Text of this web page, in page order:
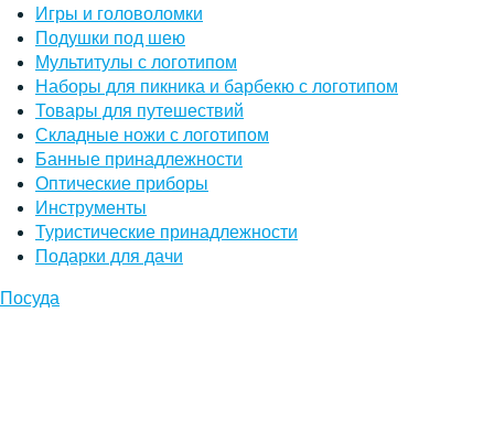
Игры и головоломки
Подушки под шею
Мультитулы с логотипом
Наборы для пикника и барбекю с логотипом
Товары для путешествий
Складные ножи с логотипом
Банные принадлежности
Оптические приборы
Инструменты
Туристические принадлежности
Подарки для дачи
Посуда